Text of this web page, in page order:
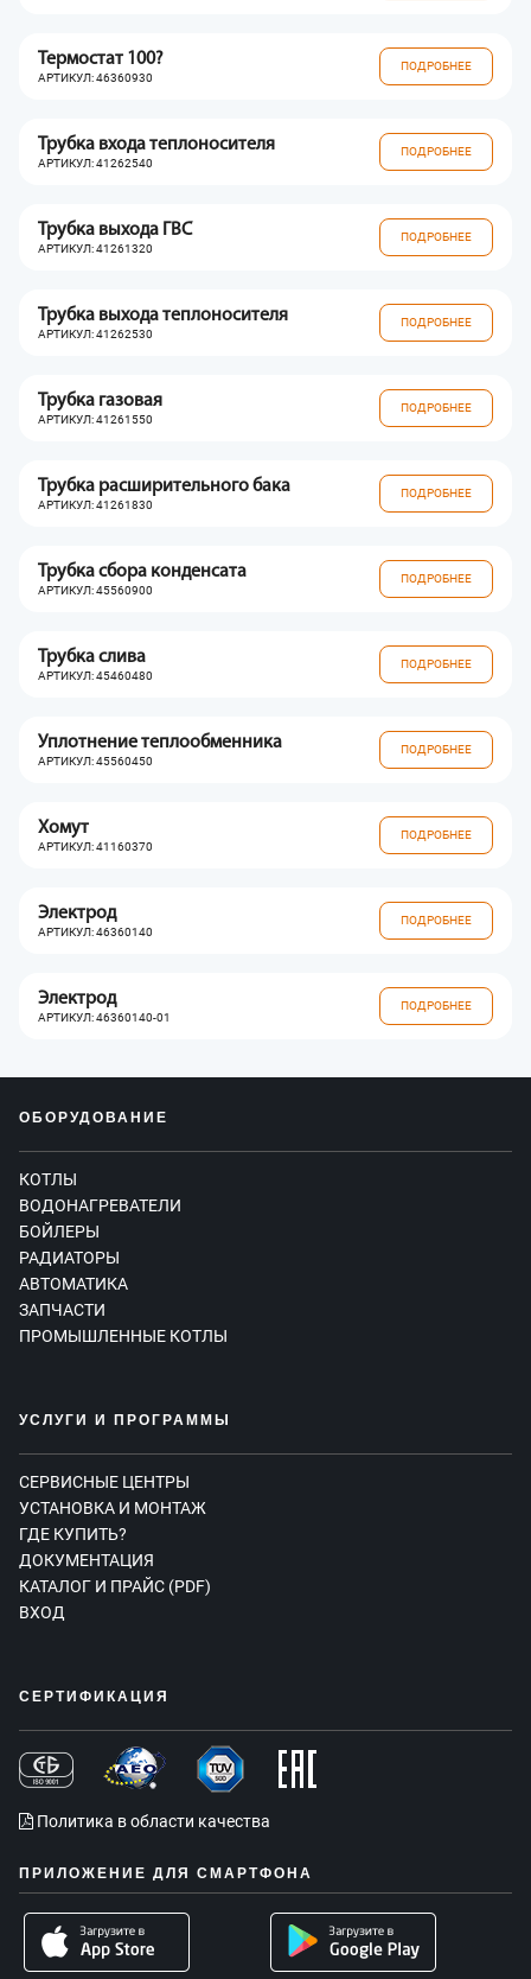
Термостат 100?
АРТИКУЛ: 46360930
ПОДРОБНЕЕ
Трубка входа теплоносителя
АРТИКУЛ: 41262540
ПОДРОБНЕЕ
Трубка выхода ГВС
АРТИКУЛ: 41261320
ПОДРОБНЕЕ
Трубка выхода теплоносителя
АРТИКУЛ: 41262530
ПОДРОБНЕЕ
Трубка газовая
АРТИКУЛ: 41261550
ПОДРОБНЕЕ
Трубка расширительного бака
АРТИКУЛ: 41261830
ПОДРОБНЕЕ
Трубка сбора конденсата
АРТИКУЛ: 45560900
ПОДРОБНЕЕ
Трубка слива
АРТИКУЛ: 45460480
ПОДРОБНЕЕ
Уплотнение теплообменника
АРТИКУЛ: 45560450
ПОДРОБНЕЕ
Хомут
АРТИКУЛ: 41160370
ПОДРОБНЕЕ
Электрод
АРТИКУЛ: 46360140
ПОДРОБНЕЕ
Электрод
АРТИКУЛ: 46360140-01
ПОДРОБНЕЕ
ОБОРУДОВАНИЕ
КОТЛЫ
ВОДОНАГРЕВАТЕЛИ
БОЙЛЕРЫ
РАДИАТОРЫ
АВТОМАТИКА
ЗАПЧАСТИ
ПРОМЫШЛЕННЫЕ КОТЛЫ
УСЛУГИ И ПРОГРАММЫ
СЕРВИСНЫЕ ЦЕНТРЫ
УСТАНОВКА И МОНТАЖ
ГДЕ КУПИТЬ?
ДОКУМЕНТАЦИЯ
КАТАЛОГ И ПРАЙС (PDF)
ВХОД
СЕРТИФИКАЦИЯ
Политика в области качества
ПРИЛОЖЕНИЕ ДЛЯ СМАРТФОНА